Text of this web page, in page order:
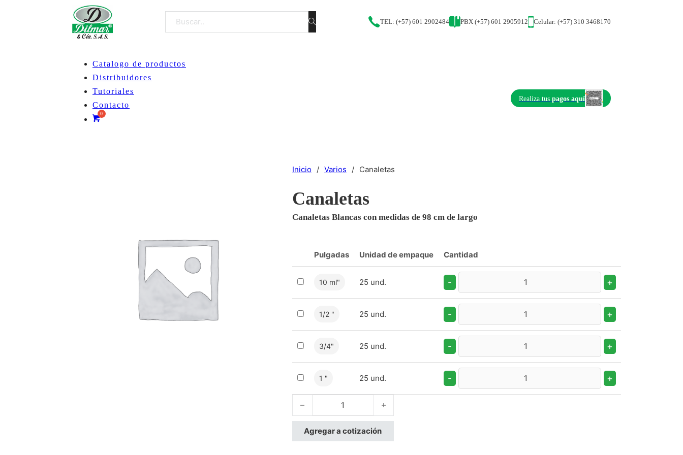
Buscar
TEL: (+57) 601 2902484 PBX (+57) 601 2905912 Celular: (+57) 310 3468170
Catalogo de productos
Distribuidores
Tutoriales
Contacto
Realiza tus pagos aquí
Inicio / Varios / Canaletas
Canaletas
Canaletas Blancas con medidas de 98 cm de largo
Pulgadas Unidad de empaque Cantidad
10 ml" 25 und. - +
1/2 " 25 und. - +
3/4" 25 und. - +
1 " 25 und. - +
Canaletas cantidad
Agregar a cotización